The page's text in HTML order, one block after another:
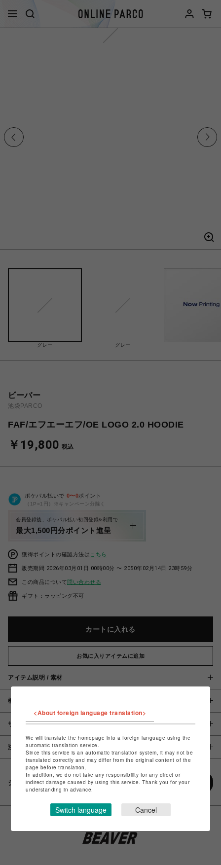
グレー グレー
ビーバー
池袋PARCO
FAF/エフエーエフ/OE LOGO 2.0 HOODIE
￥19,800 税込
ポケパル払いで 0〜0ポイント
（1P=1円）※キャンペーン分除く
会員登録後、ポケパル払い初回登録&利用で
最大1,500円分ポイント進呈
獲得ポイントの確認方法は こちら
販売期間 2026年03月01日 00時00分 〜 2050年02月14日 23時59分
この商品について問い合わせる
ギフト：ラッピング不可
カートに入れる
お気に入りアイテムに追加
アイテム説明 / 素材
概要
サイズ
注意事項
シェアする
<About foreign language translation>
We will translate the homepage into a foreign language using the
automatic translation service.
Since this service is an automatic translation system, it may not be
translated correctly and may differ from the original content of the
page before translation.
In addition, we do not take any responsibility for any direct or
indirect damage caused by using this service. Thank you for your
understanding in advance.
Switch language Cancel